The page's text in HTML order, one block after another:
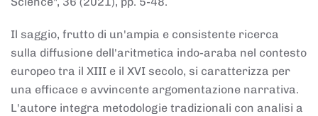
Il saggio, frutto di un'ampia e consistente ricerca
sulla diffusione dell'aritmetica indo-araba nel contesto
europeo tra il XIII e il XVI secolo, si caratterizza per
una efficace e avvincente argomentazione narrativa.
L'autore integra metodologie tradizionali con analisi a